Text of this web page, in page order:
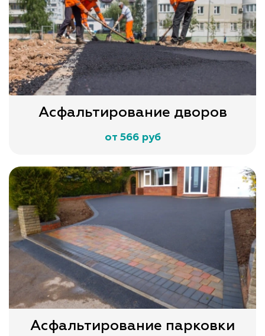
Асфальтирование дворов
от 566 руб
Асфальтирование парковки